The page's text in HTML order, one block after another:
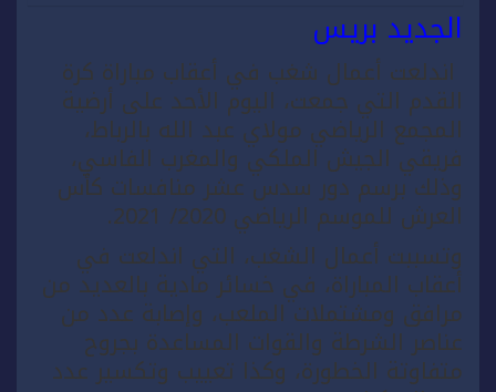
الجديد بريس
اندلعت أعمال شغب في أعقاب مباراة كرة
القدم التي جمعت، اليوم الأحد على أرضية
المجمع الرياضي مولاي عبد الله بالرباط،
فريقي الجيش الملكي والمغرب الفاسي،
وذلك برسم دور سدس عشر منافسات كأس
العرش للموسم الرياضي 2020/ 2021.
وتسببت أعمال الشغب، التي اندلعت في
أعقاب المباراة، في خسائر مادية بالعديد من
مرافق ومشتملات الملعب، وإصابة عدد من
عناصر الشرطة والقوات المساعدة بجروح
متفاوتة الخطورة، وكذا تعييب وتكسير عدد